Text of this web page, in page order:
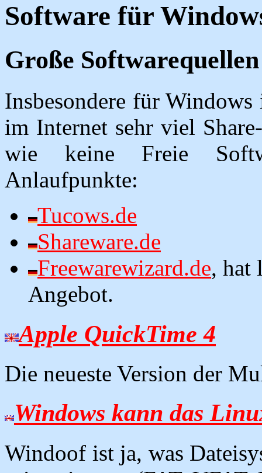
Software für
Große Softwarequellen
Insbesondere für
im Internet sehr viel
wie keine Freie
Anlaufpunkte:
Tucows.de
Shareware.de
Freewarewizard.de, hat
Angebot.
Apple QuickTime 4
Die neueste Version der
Windows kann das
Windoof ist ja, was